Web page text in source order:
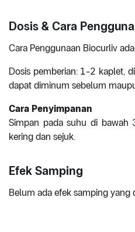
Dosis & Cara
Cara Penggunaan Biocurliv
Dosis pemberian: 1-2 kaplet,
dapat diminum sebelum
Cara Penyimpanan
Simpan pada suhu di bawah
kering dan sejuk.
Efek Samping
Belum ada efek samping yang